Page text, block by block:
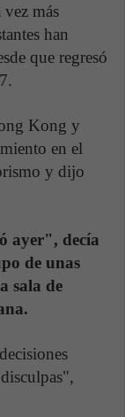
vez más
han
que regresó
Kong y
en el
y dijo
ayer", decía
de unas
sala de